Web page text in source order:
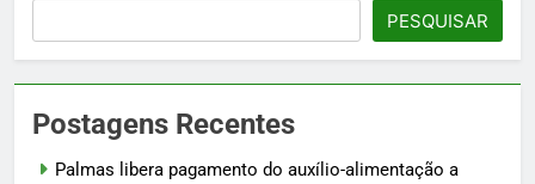
PESQUISAR
Postagens Recentes
Palmas libera pagamento do auxílio-alimentação a